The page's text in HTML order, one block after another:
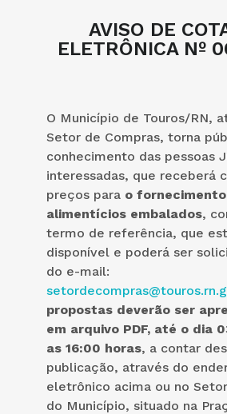
AVISO DE
ELETRÔNICA Nº
O Município de Touros/RN,
Setor de Compras, torna
conhecimento das pessoas
interessadas, que receberá
preços para o
alimentícios embalados,
termo de referência, que
disponível e poderá ser
do e-mail:
propostas deverão ser
em arquivo PDF, até o dia
as 16:00 horas, a contar
publicação, através do
eletrônico acima ou no
do Município, situado na